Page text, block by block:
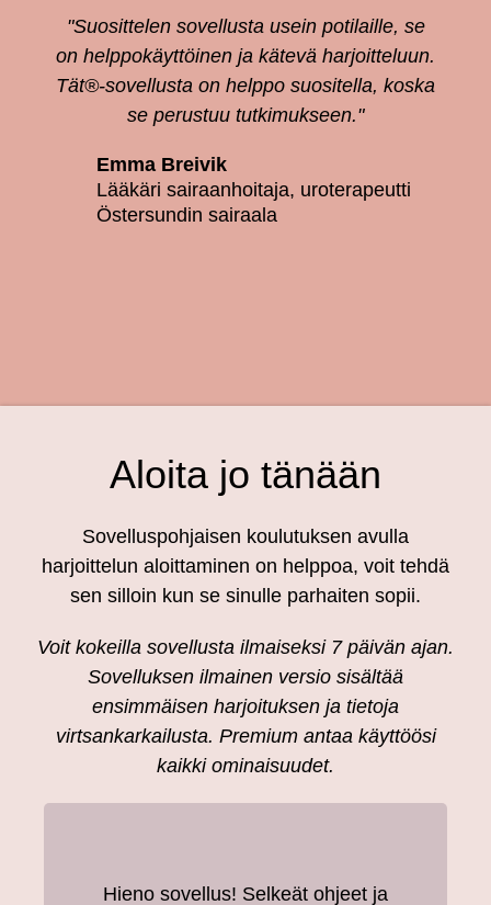
"Suosittelen sovellusta usein potilaille, se
on helppokäyttöinen ja kätevä harjoitteluun.
Tät®-sovellusta on helppo suositella, koska
se perustuu tutkimukseen."
Emma Breivik
Lääkäri sairaanhoitaja, uroterapeutti
Östersundin sairaala
Aloita jo tänään
Sovelluspohjaisen koulutuksen avulla
harjoittelun aloittaminen on helppoa, voit tehdä
sen silloin kun se sinulle parhaiten sopii.
Voit kokeilla sovellusta ilmaiseksi 7 päivän ajan.
Sovelluksen ilmainen versio sisältää
ensimmäisen harjoituksen ja tietoja
virtsankarkailusta. Premium antaa käyttöösi
kaikki ominaisuudet.
Hieno sovellus! Selkeät ohjeet ja